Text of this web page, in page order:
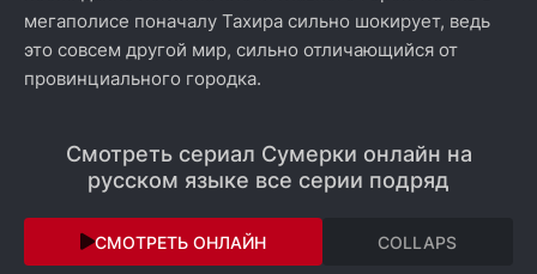
мегаполисе поначалу Тахира сильно шокирует, ведь
это совсем другой мир, сильно отличающийся от
провинциального городка.
Смотреть сериал Сумерки онлайн на
русском языке все серии подряд
СМОТРЕТЬ ОНЛАЙН COLLAPS